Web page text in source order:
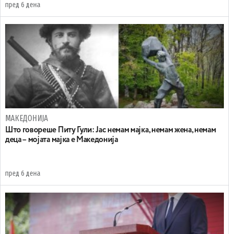
пред 6 дена
МАКЕДОНИЈА
Што говореше Питу Гули: Јас немам мајка, немам жена, немам
деца – мојата мајка е Македонија
пред 6 дена